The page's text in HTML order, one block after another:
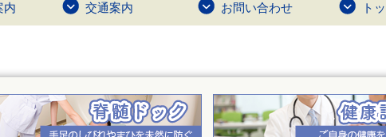
内 交通案内 お問い合わせ ト